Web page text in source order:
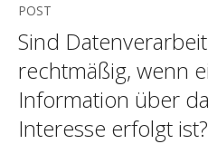
POST
Sind
rechtmäßig, wenn
Information über
Interesse erfolgt ist?